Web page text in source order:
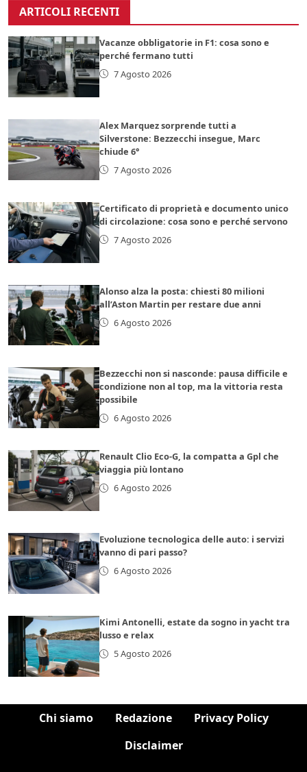
ARTICOLI RECENTI
Vacanze obbligatorie in F1: cosa sono e
perché fermano tutti
7 Agosto 2026
Alex Marquez sorprende tutti a
Silverstone: Bezzecchi insegue, Marc
chiude 6°
7 Agosto 2026
Certificato di proprietà e documento unico
di circolazione: cosa sono e perché servono
7 Agosto 2026
Alonso alza la posta: chiesti 80 milioni
all’Aston Martin per restare due anni
6 Agosto 2026
Bezzecchi non si nasconde: pausa difficile e
condizione non al top, ma la vittoria resta
possibile
6 Agosto 2026
Renault Clio Eco-G, la compatta a Gpl che
viaggia più lontano
6 Agosto 2026
Evoluzione tecnologica delle auto: i servizi
vanno di pari passo?
6 Agosto 2026
Kimi Antonelli, estate da sogno in yacht tra
lusso e relax
5 Agosto 2026
Chi siamo Redazione
Privacy Policy
Disclaimer